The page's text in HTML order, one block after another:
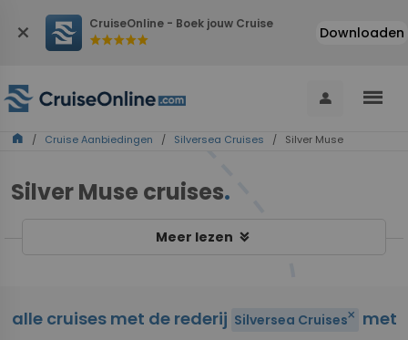
close CruiseOnline - Boek jouw Cruise
starstarstarstarstar Downloaden
person menu
home / Cruise Aanbiedingen / Silversea Cruises / Silver Muse
Silver Muse cruises.
Meer lezen keyboard_double_arrow_down
alle cruises met de rederij Silversea Cruisesclose
met